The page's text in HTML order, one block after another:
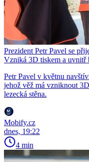
Prezident Petr Pavel se
Vzniká 3D tiskem a uvnitř
Petr Pavel v květnu
jehož věž má vzniknout
lezecká stěna.
Mobify.cz
dnes, 19:22
4 min